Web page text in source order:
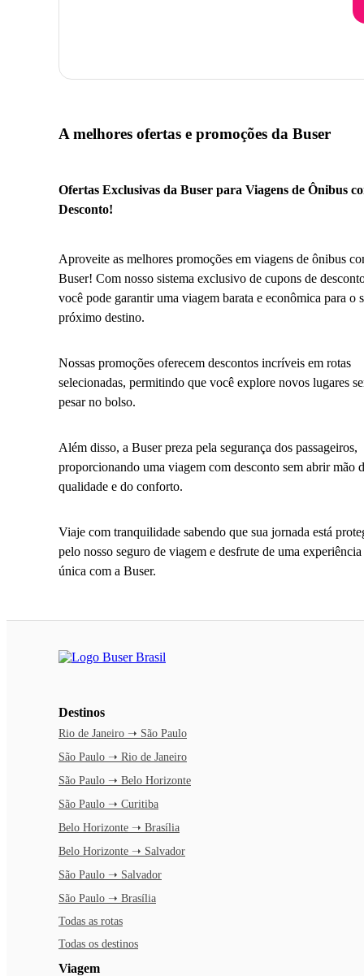
A melhores ofertas e promoções da Buser
Ofertas Exclusivas da Buser para Viagens de Ônibus
Desconto!
Aproveite as melhores promoções em viagens de ônibus
Buser! Com nosso sistema exclusivo de cupons de
você pode garantir uma viagem barata e econômica para o
próximo destino.
Nossas promoções oferecem descontos incríveis em rotas
selecionadas, permitindo que você explore novos lugares
pesar no bolso.
Além disso, a Buser preza pela segurança dos passageiros,
proporcionando uma viagem com desconto sem abrir mão
qualidade e do conforto.
Viaje com tranquilidade sabendo que sua jornada está
pelo nosso seguro de viagem e desfrute de uma experiência
única com a Buser.
Destinos
Rio de Janeiro ➝ São Paulo
São Paulo ➝ Rio de Janeiro
São Paulo ➝ Belo Horizonte
São Paulo ➝ Curitiba
Belo Horizonte ➝ Brasília
Belo Horizonte ➝ Salvador
São Paulo ➝ Salvador
São Paulo ➝ Brasília
Todas as rotas
Todas os destinos
Viagem